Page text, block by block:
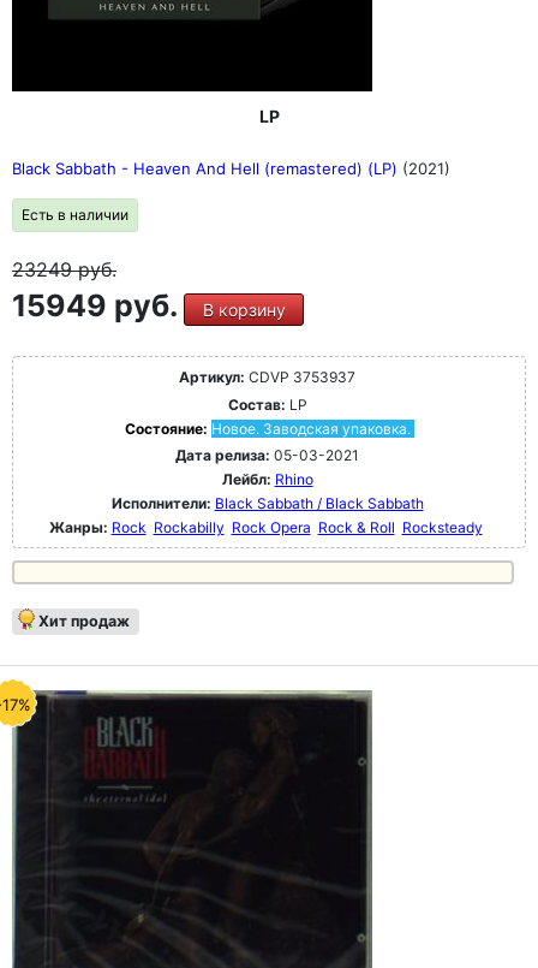
LP
Black Sabbath - Heaven And Hell (remastered) (LP) (2021)
Есть в наличии
23249руб.
15949 руб. В корзину
Артикул: CDVP 3753937
Состав: LP
Состояние: Новое. Заводская упаковка.
Дата релиза: 05-03-2021
Лейбл: Rhino
Исполнители: Black Sabbath / Black Sabbath
Жанры: Rock Rockabilly Rock Opera Rock & Roll Rocksteady
Хит продаж